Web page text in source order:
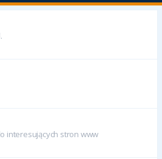
j
interesujących stron www